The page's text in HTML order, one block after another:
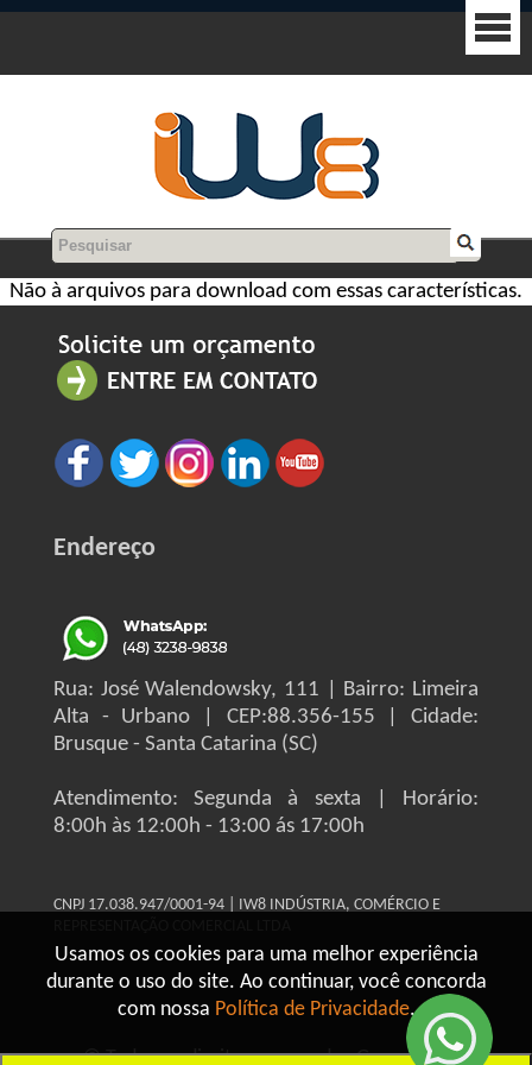
Usamos os cookies para uma melhor experiência
durante o uso do site. Ao continuar, você concorda
com nossa Política de Privacidade.
Não à arquivos para download com essas características.
Endereço
Rua: José Walendowsky, 111 | Bairro: Limeira
Alta - Urbano | CEP:88.356-155 | Cidade:
Brusque - Santa Catarina (SC)
Atendimento: Segunda à sexta | Horário:
8:00h às 12:00h - 13:00 ás 17:00h
CNPJ 17.038.947/0001-94 | IW8 INDÚSTRIA, COMÉRCIO E
© Todos os direitos reservados Grupo IW8